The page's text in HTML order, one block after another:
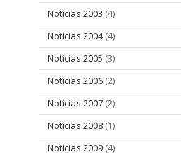
Notícias 2003 (4)
Notícias 2004(4)
Notícias 2005 (3)
Notícias 2006 (2)
Notícias 2007 (2)
Notícias 2008 (1)
Notícias 2009 (4)